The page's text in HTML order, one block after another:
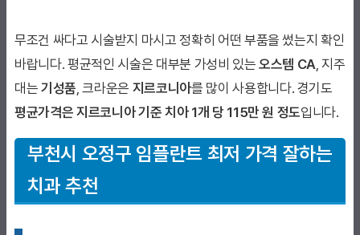
무조건 싸다고 시술받지 마시고 정확히 어떤 부품을 썼는지 확인
바랍니다. 평균적인 시술은 대부분 가성비 있는오스템 CA, 지주
대는 기성품, 크라운은 지르코니아를 많이 사용합니다. 경기도
평균가격은 지르코니아 기준 치아 1개 당 115만 원 정도입니다.
부천시 오정구 임플란트 최저 가격 잘하는
치과 추천